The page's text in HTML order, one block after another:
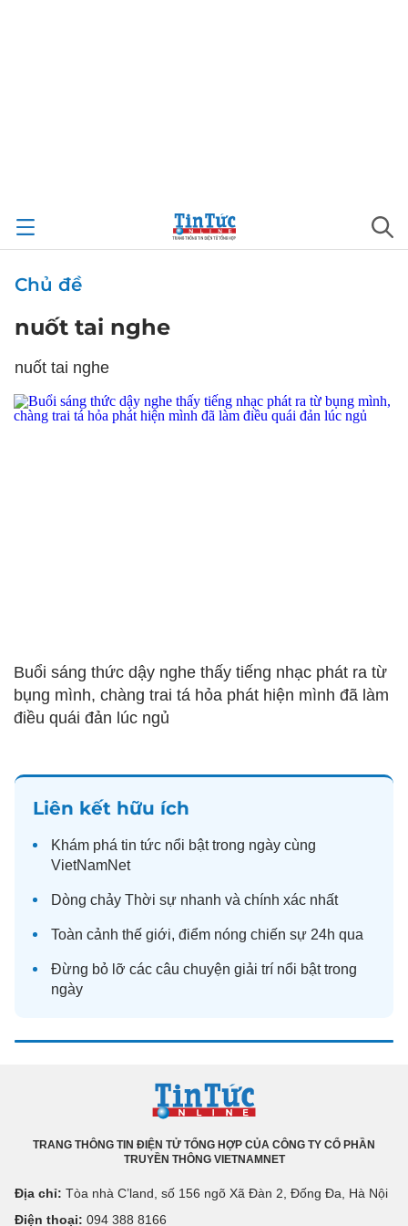
Chủ đề
nuốt tai nghe
nuốt tai nghe
Buổi sáng thức dậy nghe thấy tiếng nhạc phát ra từ
bụng mình, chàng trai tá hỏa phát hiện mình đã làm
điều quái đản lúc ngủ
Liên kết hữu ích
Khám phá tin tức nổi bật trong ngày cùng
VietNamNet
Dòng chảy Thời sự nhanh và chính xác nhất
Toàn cảnh thế giới, điểm nóng chiến sự 24h qua
Đừng bỏ lỡ các câu chuyện giải trí nổi bật trong
ngày
TRANG THÔNG TIN ĐIỆN TỬ TỔNG HỢP CỦA CÔNG TY CỔ PHẦN
TRUYỀN THÔNG VIETNAMNET
Địa chỉ: Tòa nhà C’land, số 156 ngõ Xã Đàn 2, Đống Đa, Hà Nội
Điện thoại: 094 388 8166